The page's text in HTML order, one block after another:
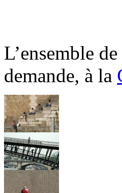
L’ensemble
demande, à la